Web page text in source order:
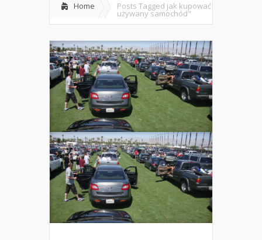
Home Posts Tagged jak kupować
używany samochód"